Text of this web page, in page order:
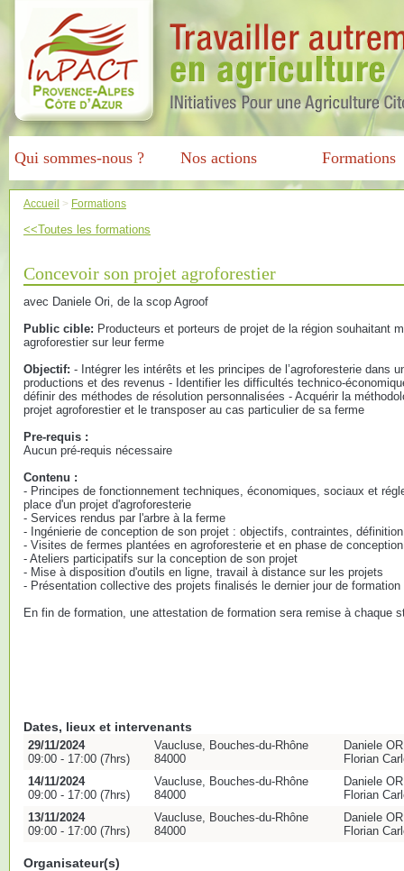
Qui sommes-nous ? Nos actions Formations
Accueil > Formations
<<Toutes les formations
Concevoir son projet agroforestier
avec Daniele Ori, de la scop Agroof
Public cible: Producteurs et porteurs de projet de la région souhaitant
agroforestier sur leur ferme
Objectif: - Intégrer les intérêts et les principes de l’agroforesterie dans
productions et des revenus - Identifier les difficultés technico-
définir des méthodes de résolution personnalisées - Acquérir la
projet agroforestier et le transposer au cas particulier de sa ferme
Pre-requis :
Aucun pré-requis nécessaire
Contenu :
- Principes de fonctionnement techniques, économiques, sociaux et
place d'un projet d'agroforesterie
- Services rendus par l'arbre à la ferme
- Ingénierie de conception de son projet : objectifs, contraintes,
- Visites de fermes plantées en agroforesterie et en phase de conception
- Ateliers participatifs sur la conception de son projet
- Mise à disposition d'outils en ligne, travail à distance sur les projets
- Présentation collective des projets finalisés le dernier jour de formation
En fin de formation, une attestation de formation sera remise à chaque
Dates, lieux et intervenants
29/11/2024
09:00 - 17:00 (7hrs)
Vaucluse, Bouches-du-Rhône
84000
Daniele
Florian
14/11/2024
09:00 - 17:00 (7hrs)
Vaucluse, Bouches-du-Rhône
84000
Daniele
Florian
13/11/2024
09:00 - 17:00 (7hrs)
Vaucluse, Bouches-du-Rhône
84000
Daniele
Florian
Organisateur(s)